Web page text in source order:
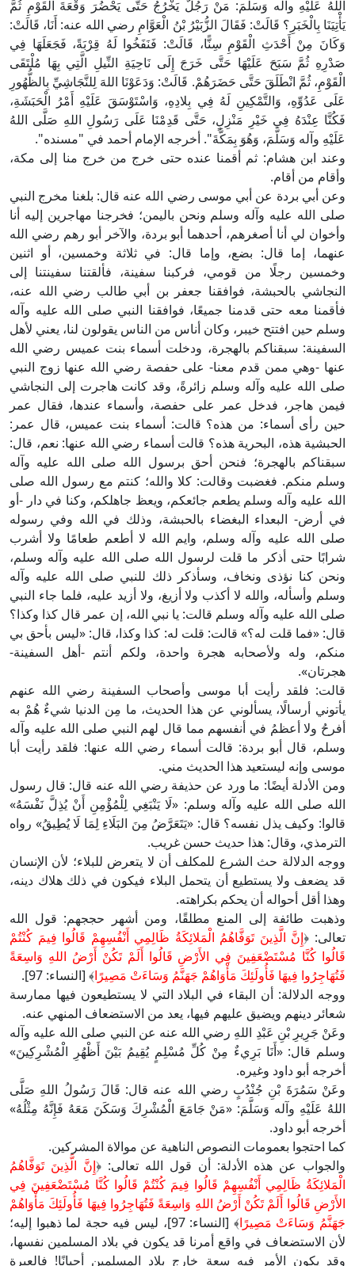
اللهُ عَلَيْهِ وآله وَسَلَّمَ: مَنْ رَجُلٌ يَخْرُجُ حَتَّى يَحْضُرَ وَقْعَةَ الْقَوْمِ ثُمَّ
يَأْتِيَنَا بِالْخَبَرِ؟ قَالَتْ: فَقَالَ الزُّبَيْرُ بْنُ الْعَوَّامِ رضي الله عنه: أَنَا، قَالَتْ:
وَكَانَ مِنْ أَحْدَثِ الْقَوْمِ سِنًّا، قَالَتْ: فَنَفَخُوا لَهُ قِرْبَةً، فَجَعَلَهَا فِي
صَدْرِهِ ثُمَّ سَبَحَ عَلَيْهَا حَتَّى خَرَجَ إِلَى نَاحِيَةِ النِّيلِ الَّتِي بِهَا مُلْتَقَى
الْقَوْمِ، ثُمَّ انْطَلَقَ حَتَّى حَضَرَهُمْ. قَالَتْ: وَدَعَوْنَا اللهَ لِلنَّجَاشِيِّ بِالظُّهُورِ
عَلَى عَدُوِّهِ، وَالتَّمْكِينِ لَهُ فِي بِلادِهِ، وَاسْتَوْسَقَ عَلَيْهِ أَمْرُ الْحَبَشَةِ،
فَكُنَّا عِنْدَهُ فِي خَيْرِ مَنْزِلٍ، حَتَّى قَدِمْنَا عَلَى رَسُولِ اللهِ صَلَّى اللهُ
عَلَيْهِ وآله وَسَلَّمَ، وَهُوَ بِمَكَّةَ". أخرجه الإمام أحمد في "مسنده".
وعند ابن هشام: ثم أقمنا عنده حتى خرج من خرج منا إلى مكة،
وأقام من أقام.
وعن أبي بردة عن أبي موسى رضي الله عنه قال: بلغنا مخرج النبي
صلى الله عليه وآله وسلم ونحن باليمن؛ فخرجنا مهاجرين إليه أنا
وأخوان لي أنا أصغرهم، أحدهما أبو بردة، والآخر أبو رهم رضي الله
عنهما، إما قال: بضع، وإما قال: في ثلاثة وخمسين، أو اثنين
وخمسين رجلًا من قومي، فركبنا سفينة، فألقتنا سفينتنا إلى
النجاشي بالحبشة، فوافقنا جعفر بن أبي طالب رضي الله عنه،
فأقمنا معه حتى قدمنا جميعًا، فوافقنا النبي صلى الله عليه وآله
وسلم حين افتتح خيبر، وكان أناس من الناس يقولون لنا، يعني لأهل
السفينة: سبقناكم بالهجرة، ودخلت أسماء بنت عميس رضي الله
عنها -وهي ممن قدم معنا- على حفصة رضي الله عنها زوج النبي
صلى الله عليه وآله وسلم زائرةً، وقد كانت هاجرت إلى النجاشي
فيمن هاجر، فدخل عمر على حفصة، وأسماء عندها، فقال عمر
حين رأى أسماء: من هذه؟ قالت: أسماء بنت عميس، قال عمر:
الحبشية هذه، البحرية هذه؟ قالت أسماء رضي الله عنها: نعم، قال:
سبقناكم بالهجرة؛ فنحن أحق برسول الله صلى الله عليه وآله
وسلم منكم. فغضبت وقالت: كلا والله؛ كنتم مع رسول الله صلى
الله عليه وآله وسلم يطعم جائعكم، ويعظ جاهلكم، وكنا في دار -أو
في أرض- البعداء البغضاء بالحبشة، وذلك في الله وفي رسوله
صلى الله عليه وآله وسلم، وايم الله لا أطعم طعامًا ولا أشرب
شرابًا حتى أذكر ما قلت لرسول الله صلى الله عليه وآله وسلم،
ونحن كنا نؤذى ونخاف، وسأذكر ذلك للنبي صلى الله عليه وآله
وسلم وأسأله، والله لا أكذب ولا أزيغ، ولا أزيد عليه، فلما جاء النبي
صلى الله عليه وآله وسلم قالت: يا نبي الله، إن عمر قال كذا وكذا؟
قال: «فما قلت له؟» قالت: قلت له: كذا وكذا، قال: «ليس بأحق بي
منكم، وله ولأصحابه هجرة واحدة، ولكم أنتم -أهل السفينة-
هجرتان».
قالت: فلقد رأيت أبا موسى وأصحاب السفينة رضي الله عنهم
يأتوني أرسالًا، يسألوني عن هذا الحديث، ما مِن الدنيا شيءٌ هُمْ به
أفرحُ ولا أعظمُ في أنفسهم مما قال لهم النبي صلى الله عليه وآله
وسلم، قال أبو بردة: قالت أسماء رضي الله عنها: فلقد رأيت أبا
موسى وإنه ليستعيد هذا الحديث مني.
ومن الأدلة أيضًا: ما ورد عن حذيفة رضي الله عنه قال: قال رسول
الله صلى الله عليه وآله وسلم: «لَا يَنْبَغِي لِلْمُؤْمِنِ أَنْ يُذِلَّ نَفْسَهُ»
قالوا: وكيف يذل نفسه؟ قال: «يَتَعَرَّضُ مِنَ البَلَاءِ لِمَا لَا يُطِيقُ» رواه
الترمذي، وقال: هذا حديث حسن غريب.
ووجه الدلالة حث الشرع للمكلف أن لا يتعرض للبلاء؛ لأن الإنسان
قد يضعف ولا يستطيع أن يتحمل البلاء فيكون في ذلك هلاك دينه،
وهذا أقل أحواله أن يحكم بكراهته.
وذهبت طائفة إلى المنع مطلقًا، ومن أشهر حججهم: قول الله
تعالى: ﴿إِنَّ الَّذِينَ تَوَفَّاهُمُ الْمَلائِكَةُ ظَالِمِي أَنْفُسِهِمْ قَالُوا فِيمَ كُنْتُمْ
قَالُوا كُنَّا مُسْتَضْعَفِينَ فِي الأَرْضِ قَالُوا أَلَمْ تَكُنْ أَرْضُ اللهِ وَاسِعَةً
فَتُهَاجِرُوا فِيهَا فَأُولَئِكَ مَأْوَاهُمْ جَهَنَّمُ وَسَاءَتْ مَصِيرًا﴾ [النساء: 97].
ووجه الدلالة: أن البقاء في البلاد التي لا يستطيعون فيها ممارسة
شعائر دينهم ويضيق عليهم فيها، يعد من الاستضعاف المنهي عنه.
وعَنْ جَرِيرِ بْنِ عَبْدِ اللهِ رضي الله عنه عن النبي صلى الله عليه وآله
وسلم قال: «أَنَا بَرِيءٌ مِنْ كُلِّ مُسْلِمٍ يُقِيمُ بَيْنَ أَظْهُرِ الْمُشْرِكِينَ»
أخرجه أبو داود وغيره.
وعَنْ سَمُرَةَ بْنِ جُنْدُبٍ رضي الله عنه قال: قَالَ رَسُولُ اللهِ صَلَّى
اللهُ عَلَيْهِ وآله وَسَلَّمَ: «مَنْ جَامَعَ الْمُشْرِكَ وَسَكَنَ مَعَهُ فَإِنَّهُ مِثْلُهُ»
أخرجه أبو داود.
كما احتجوا بعمومات النصوص الناهية عن موالاة المشركين.
والجواب عن هذه الأدلة: أن قول الله تعالى: ﴿إِنَّ الَّذِينَ تَوَفَّاهُمُ
الْمَلائِكَةُ ظَالِمِي أَنْفُسِهِمْ قَالُوا فِيمَ كُنْتُمْ قَالُوا كُنَّا مُسْتَضْعَفِينَ فِي
الأَرْضِ قَالُوا أَلَمْ تَكُنْ أَرْضُ اللهِ وَاسِعَةً فَتُهَاجِرُوا فِيهَا فَأُولَئِكَ مَأْوَاهُمْ
جَهَنَّمُ وَسَاءَتْ مَصِيرًا
﴾ [النساء: 97]، ليس فيه حجة لما ذهبوا إليه؛
لأن الاستضعاف في واقع أمرنا قد يكون في بلاد المسلمين نفسها،
وقد يكون الأمر فيه سعة خارج بلاد المسلمين أحيانًا! فالعبرة